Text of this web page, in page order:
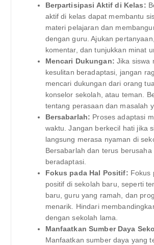
Berpartisipasi Aktif di Kelas:
aktif di kelas dapat membantu
materi pelajaran dan
dengan guru. Ajukan
komentar, dan tunjukkan minat
Mencari Dukungan: Jika siswa
kesulitan beradaptasi, jangan
mencari dukungan dari orang
konselor sekolah, atau teman.
tentang perasaan dan masalah
Bersabarlah: Proses adaptasi
waktu. Jangan berkecil hati jika
langsung merasa nyaman di
Bersabarlah dan terus berusaha
beradaptasi.
Fokus pada Hal Positif: Fokus
positif di sekolah baru, seperti
baru, guru yang ramah, dan
menarik. Hindari
dengan sekolah lama.
Manfaatkan Sumber Daya
Manfaatkan sumber daya yang